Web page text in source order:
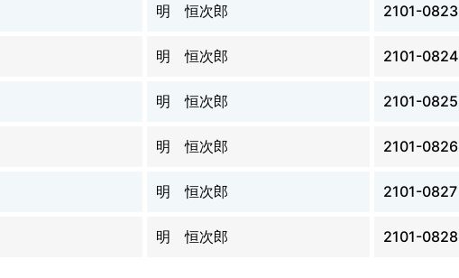
明 恒次郎 2101-0823
明 恒次郎 2101-0824
明 恒次郎 2101-0825
明 恒次郎 2101-0826
明 恒次郎 2101-0827
明 恒次郎 2101-0828